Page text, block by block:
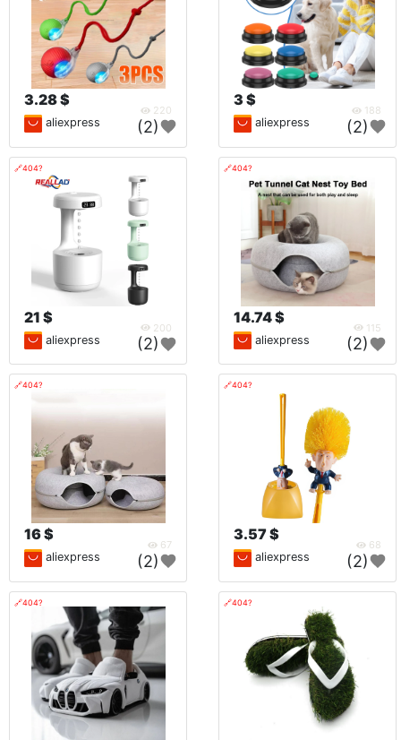
3.28 $
220
aliexpress (2)
3 $
188
aliexpress (2)
🔗404?
21 $
200
aliexpress (2)
🔗404?
14.74 $
115
aliexpress (2)
🔗404?
16 $
67
aliexpress (2)
🔗404?
3.57 $
68
aliexpress (2)
🔗404? 🔗404?